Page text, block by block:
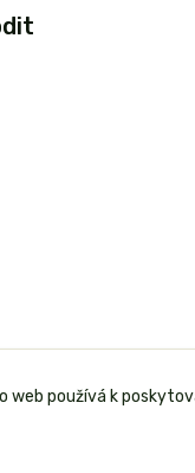
web používá k